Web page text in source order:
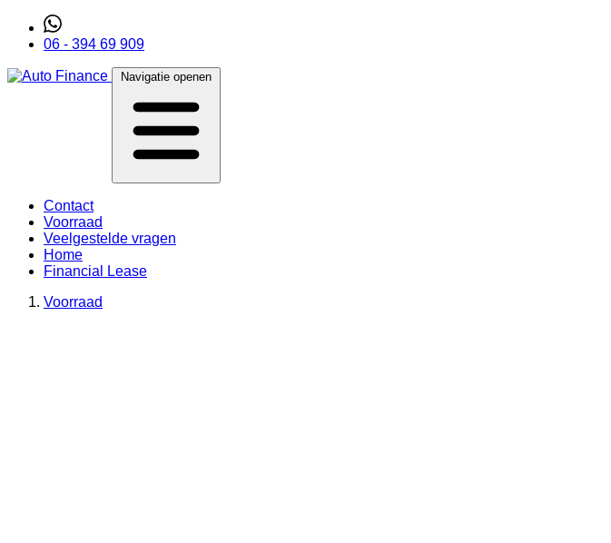
06 - 394 69 909
Navigatie openen
Contact
Voorraad
Veelgestelde vragen
Home
Financial Lease
Voorraad